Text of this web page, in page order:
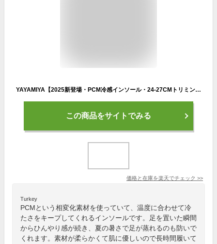
YAYAMIYA【2025新登場・PCM冷感インソール・24-27CMトリミング可能】夏用インソール氷冷却足の裏冷却熱中症対策再利用冷却グッズ保冷/暑さ猛暑対策男女兼用発熱対策
この商品をサイトでみる
価格と在庫を楽天でチェック >>
Turkey
PCMという相変化素材を使っていて、温度に合わせて冷
たさをキープしてくれるインソールです。足を置いた瞬間
からひんやり感が続き、夏の暑さで足が蒸れるのも防いで
くれます。素材が柔らかくて肌に優しいので長時間履いて